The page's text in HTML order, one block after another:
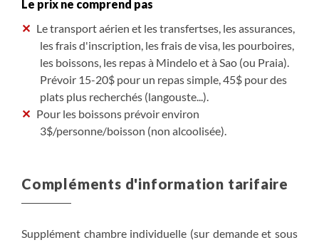
Le prix ne comprend pas
Le transport aérien et les transfertses, les assurances,
les frais d'inscription, les frais de visa, les pourboires,
les boissons, les repas à Mindelo et à Sao (ou Praia).
Prévoir 15-20$ pour un repas simple, 45$ pour des
plats plus recherchés (langouste...).
Pour les boissons prévoir environ
3$/personne/boisson (non alcoolisée).
Compléments d'information tarifaire
Supplément chambre individuelle (sur demande et sous